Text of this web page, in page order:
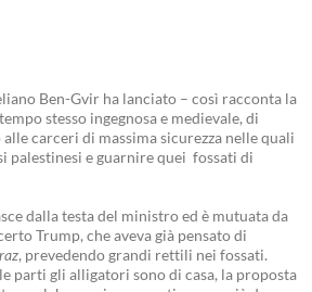
Ben-Gvir ha lanciato – così racconta la
stesso ingegnosa e medievale, di
carceri di massima sicurezza nelle quali
palestinesi e guarnire quei fossati di
dalla testa del ministro ed è mutuata da
Trump, che aveva già pensato di
, prevedendo grandi rettili nei fossati.
parti gli alligatori sono di casa, la proposta